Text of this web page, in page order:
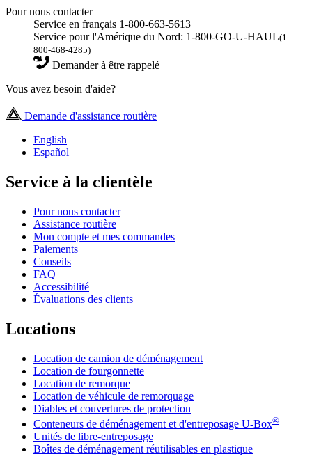
Pour nous contacter
Service en français 1-800-663-5613
Service pour l'Amérique du Nord: 1-800-GO-U-HAUL(1-
800-468-4285)
Demander à être rappelé
Vous avez besoin d'aide?
Demande d'assistance routière
English
Español
Service à la clientèle
Pour nous contacter
Assistance routière
Mon compte et mes commandes
Paiements
Conseils
FAQ
Accessibilité
Évaluations des clients
Locations
Location de camion de déménagement
Location de fourgonnette
Location de remorque
Location de véhicule de remorquage
Diables et couvertures de protection
Conteneurs de déménagement et d'entreposage U-Box®
Unités de libre-entreposage
Boîtes de déménagement réutilisables en plastique